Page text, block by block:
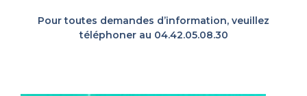
Pour toutes demandes d’information, veuillez
téléphoner au 04.42.05.08.30